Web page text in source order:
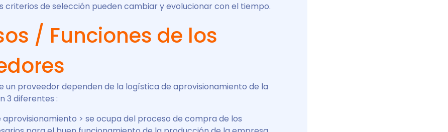
criterios de selección pueden cambiar y evolucionar con el tiempo.
/ Funciones de los
un proveedor dependen de la logística de aprovisionamiento de la
3 diferentes :
aprovisionamiento > se ocupa del proceso de compra de los